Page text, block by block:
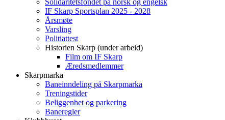
Solidaritetsfondet på norsk og engelsk
IF Skarp Sportsplan 2025 - 2028
Årsmøte
Varsling
Politiattest
Historien Skarp (under arbeid)
Film om IF Skarp
Æredsmedlemmer
Skarpmarka
Baneinndeling på Skarpmarka
Treningstider
Beliggenhet og parkering
Baneregler